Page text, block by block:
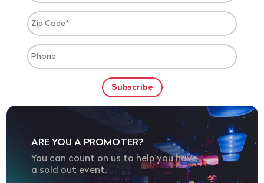
ARE YOU A PROMOTER?
You can count on us to help you have
a sold out event.